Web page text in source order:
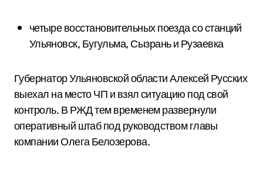
четыре восстановительных поезда со станций
Ульяновск, Бугульма, Сызрань и Рузаевка
Губернатор Ульяновской области Алексей Русских
выехал на место ЧП и взял ситуацию под свой
контроль. В РЖД тем временем развернули
оперативный штаб под руководством главы
компании Олега Белозерова.